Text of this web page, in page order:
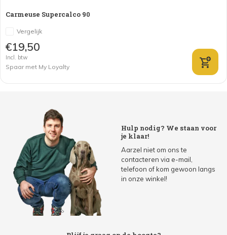
Carmeuse Supercalco 90
Vergelijk
€19,50
Incl. btw
Spaar met My Loyalty
Hulp nodig? We staan voor
je klaar!
Aarzel niet om ons te
contacteren via e-mail,
telefoon of kom gewoon langs
in onze winkel!